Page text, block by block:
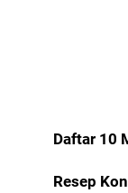
Daftar 10
Resep